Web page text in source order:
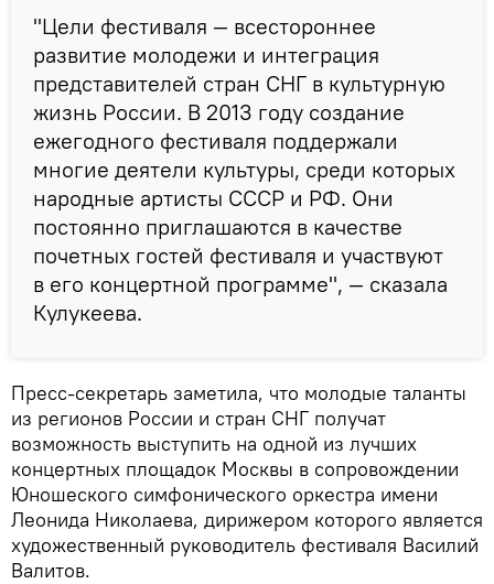
"Цели фестиваля — всестороннее
развитие молодежи и интеграция
представителей стран СНГ в культурную
жизнь России. В 2013 году создание
ежегодного фестиваля поддержали
многие деятели культуры, среди которых
народные артисты СССР и РФ. Они
постоянно приглашаются в качестве
почетных гостей фестиваля и участвуют
в его концертной программе", — сказала
Кулукеева.
Пресс-секретарь заметила, что молодые таланты
из регионов России и стран СНГ получат
возможность выступить на одной из лучших
концертных площадок Москвы в сопровождении
Юношеского симфонического оркестра имени
Леонида Николаева, дирижером которого является
художественный руководитель фестиваля Василий
Валитов.